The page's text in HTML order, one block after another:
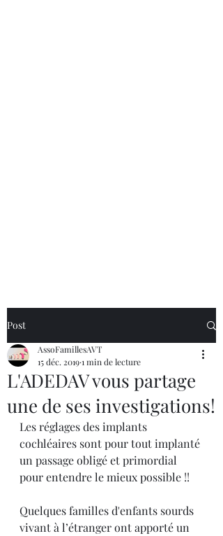
Post
L'ADEDAV vous partage
une de ses investigations!
AssoFamillesAVT
15 déc. 20191 min de lecture
Les réglages des implants
cochléaires sont pour tout implanté
un passage obligé et primordial
pour entendre le mieux possible !!
Quelques familles d'enfants sourds
vivant à l’étranger ont apporté un